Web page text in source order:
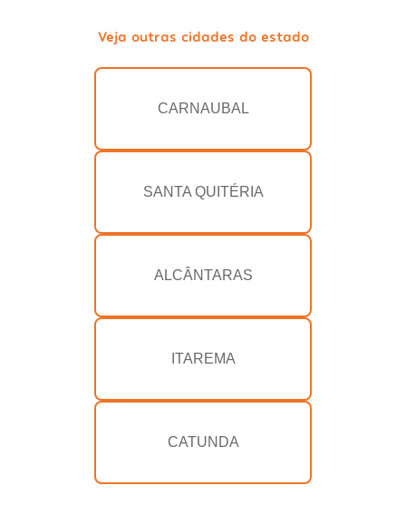
Veja outras cidades do estado
CARNAUBAL
SANTA QUITÉRIA
ALCÂNTARAS
ITAREMA
CATUNDA